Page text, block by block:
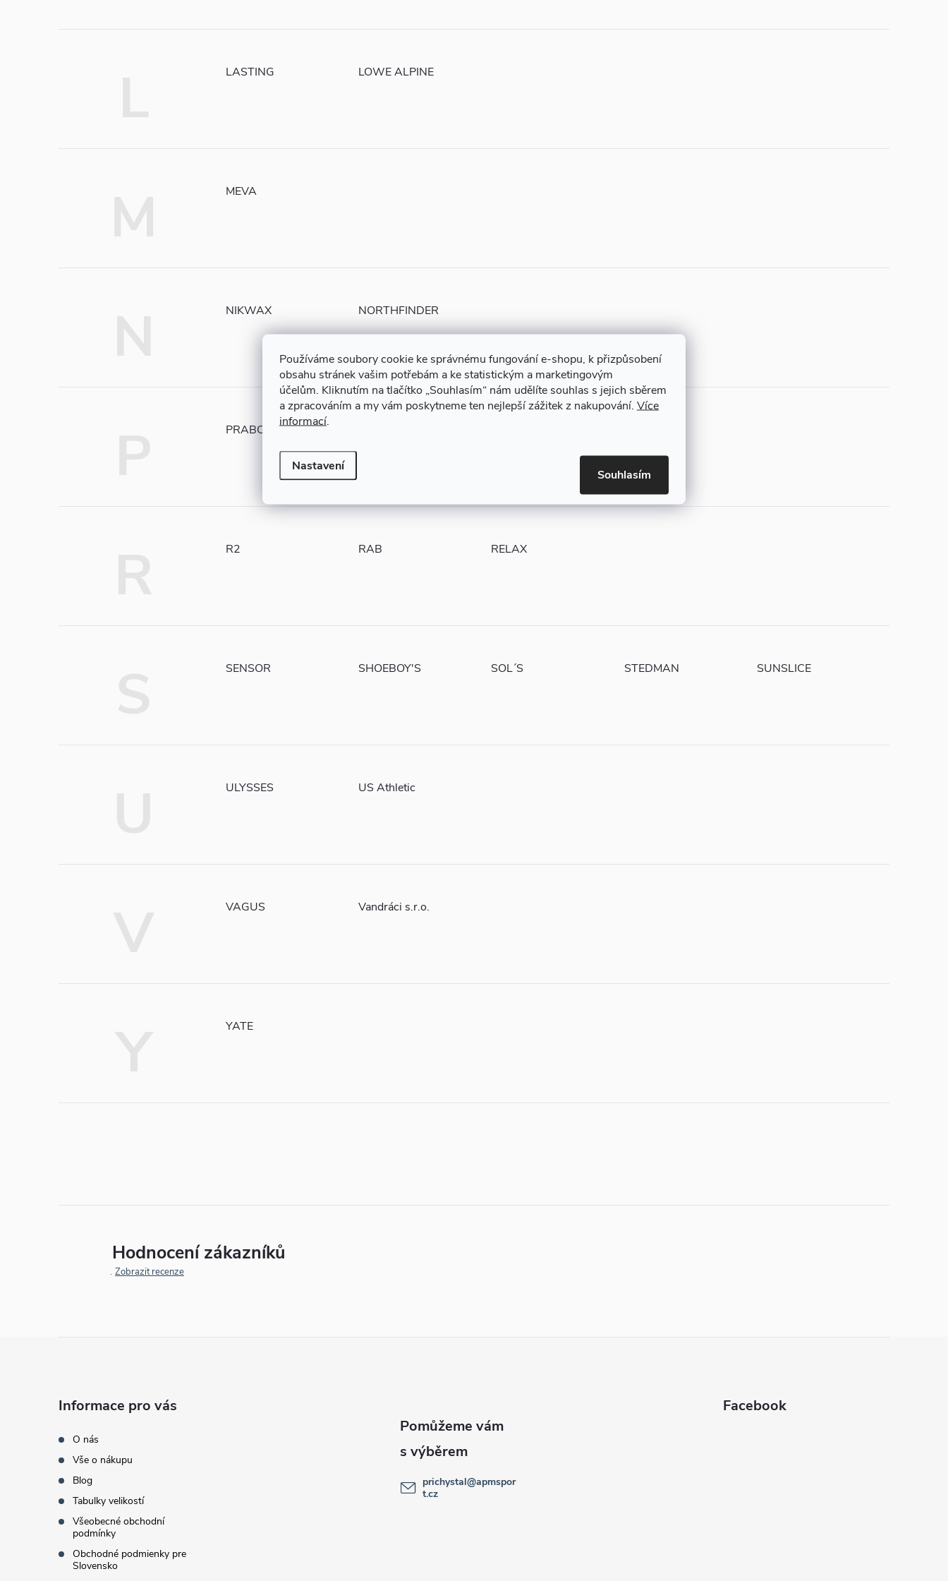
Používáme soubory cookie ke správnému fungování e-shopu, k přizpůsobení
obsahu stránek vašim potřebám a ke statistickým a marketingovým
účelům. Kliknutím na tlačítko „Souhlasím“ nám udělíte souhlas s jejich sběrem
a zpracováním a my vám poskytneme ten nejlepší zážitek z nakupování. Více
informací.
Nastavení
Souhlasím
LASTING LOWE ALPINE
MEVA
NIKWAX NORTHFINDER
PRABOS
R2 RAB RELAX
SENSOR SHOEBOY'S SOL´S STEDMAN SUNSLICE
ULYSSES US Athletic
VAGUS Vandráci s.r.o.
YATE
Hodnocení zákazníků
Zobrazit recenze
Informace pro vás
O nás
Vše o nákupu
Blog
Tabulky velikostí
Všeobecné obchodní
podmínky
Obchodné podmienky pre
Slovensko
prichystal@apmspor
t.cz
Facebook